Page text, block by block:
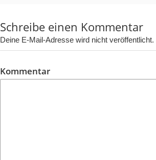
Schreibe einen Kommentar
Deine E-Mail-Adresse wird nicht veröffentlicht.
Kommentar